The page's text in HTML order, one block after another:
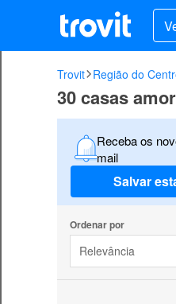
Trovit Região do
30 casas
Receba os
mail
Salvar
Ordenar por
Relevância